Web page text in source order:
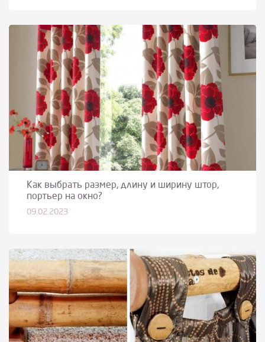
Как выбрать размер, длину и ширину штор,
портьер на окно?
09.02.2023